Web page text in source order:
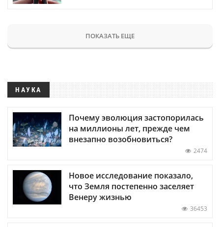
ПОКАЗАТЬ ЕЩЕ
НАУКА
Почему эволюция застопорилась
на миллионы лет, прежде чем
внезапно возобновиться?
2474
Новое исследование показало,
что Земля постепенно заселяет
Венеру жизнью
36453